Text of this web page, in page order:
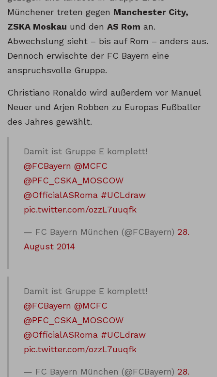
Münchener treten gegen Manchester City,
ZSKA Moskau und den AS Rom an.
Abwechslung sieht – bis auf Rom – anders aus.
Dennoch erwischte der FC Bayern eine
anspruchsvolle Gruppe.
Christiano Ronaldo wird außerdem vor Manuel
Neuer und Arjen Robben zu Europas Fußballer
des Jahres gewählt.
Damit ist Gruppe E komplett!
@FCBayern @MCFC
@PFC_CSKA_MOSCOW
@OfficialASRoma #UCLdraw
pic.twitter.com/ozzL7uuqfk
— FC Bayern München (@FCBayern) 28.
August 2014
Damit ist Gruppe E komplett!
@FCBayern @MCFC
@PFC_CSKA_MOSCOW
@OfficialASRoma #UCLdraw
pic.twitter.com/ozzL7uuqfk
— FC Bayern München (@FCBayern) 28.